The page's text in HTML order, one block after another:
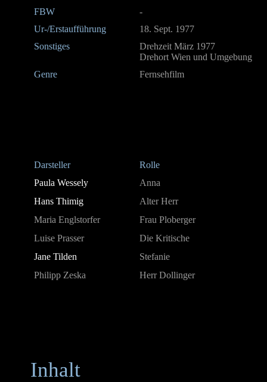
FBW
-
Ur-/Erstaufführung
18. Sept. 1977
Sonstiges
Drehzeit März 1977
Drehort Wien und Umgebung
Genre
Fernsehfilm
Darsteller
Rolle
Paula Wessely
Anna
Hans Thimig
Alter Herr
Maria Englstorfer
Frau Ploberger
Luise Prasser
Die Kritische
Jane Tilden
Stefanie
Philipp Zeska
Herr Dollinger
Inhalt